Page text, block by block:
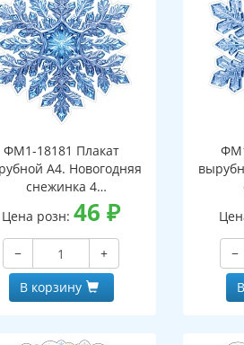
ФМ1-18181 Плакат
А4. Новогодняя
снежинка 4
ВД-лак)
Цена розн:46₽
−
+
В корзину
−